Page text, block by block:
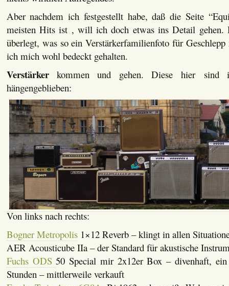
Aber nachdem ich festgestellt habe, daß die Seite
meisten Hits ist , will ich doch etwas ins Detail gehen.
überlegt, was so ein Verstärkerfamilienfoto für
ich mich wohl bedeckt gehalten.
Verstärkerkommen und gehen. Diese hier sind
hängengeblieben:
Von links nach rechts:
Bogner Metropolis1×12 Reverb – klingt in allen
AER Acousticube IIa – der Standard für akustische
Fuchs ODS50 Special mir 2x12er Box – divenhaft,
Stunden – mittlerweile verkauft